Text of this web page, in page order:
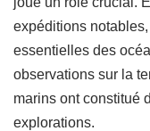
expéditions
essentielles des
observations sur la
marins ont constitué
explorations.